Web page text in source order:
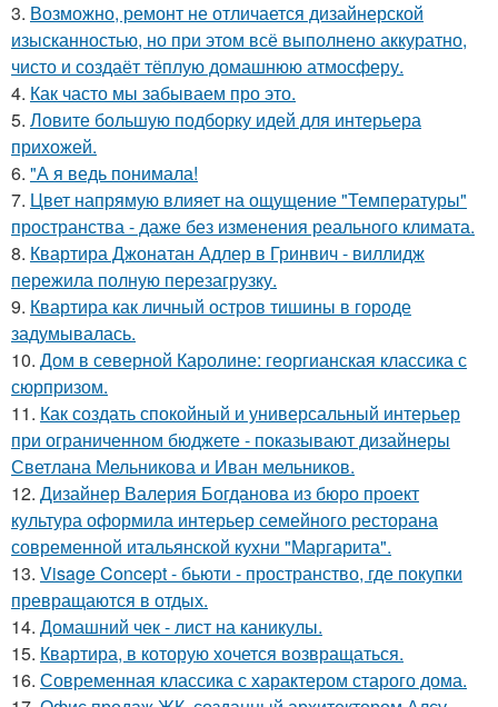
3. Возможно, ремонт не отличается дизайнерской
изысканностью, но при этом всё выполнено аккуратно,
чисто и создаёт тёплую домашнюю атмосферу.
4. Как часто мы забываем про это.
5. Ловите большую подборку идей для интерьера
прихожей.
6. "А я ведь понимала!
7. Цвет напрямую влияет на ощущение "Температуры"
пространства - даже без изменения реального климата.
8. Квартира Джонатан Адлер в Гринвич - виллидж
пережила полную перезагрузку.
9. Квартира как личный остров тишины в городе
задумывалась.
10. Дом в северной Каролине: георгианская классика с
сюрпризом.
11. Как создать спокойный и универсальный интерьер
при ограниченном бюджете - показывают дизайнеры
Светлана Мельникова и Иван мельников.
12. Дизайнер Валерия Богданова из бюро проект
культура оформила интерьер семейного ресторана
современной итальянской кухни "Маргарита".
13. Visage Concept - бьюти - пространство, где покупки
превращаются в отдых.
14. Домашний чек - лист на каникулы.
15. Квартира, в которую хочется возвращаться.
16. Современная классика с характером старого дома.